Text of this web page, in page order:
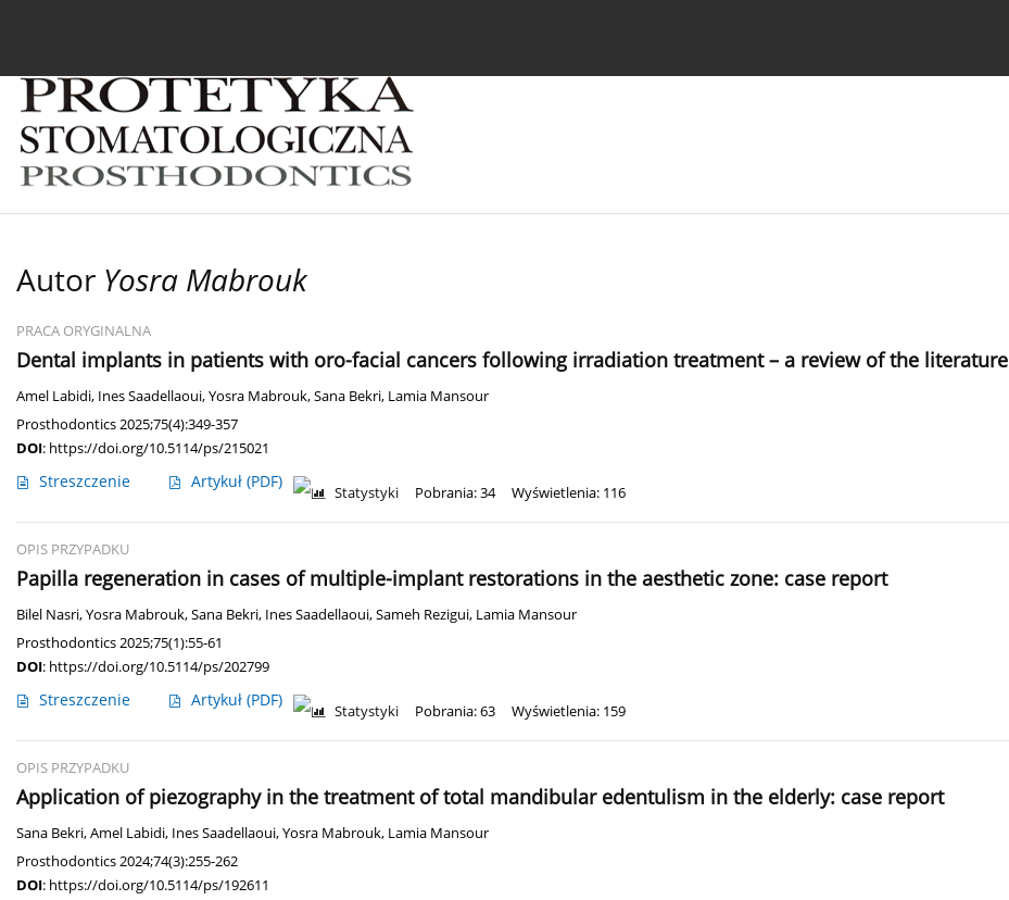
Autor Yosra Mabrouk
PRACA ORYGINALNA
Dental implants in patients with oro-facial cancers following irradiation treatment – a review of the literature
Amel Labidi, Ines Saadellaoui,Yosra Mabrouk,Sana Bekri, Lamia Mansour
Prosthodontics 2025;75(4):349-357
DOI: https://doi.org/10.5114/ps/215021
Streszczenie Artykuł (PDF)
Statystyki Pobrania: 34 Wyświetlenia: 116
OPIS PRZYPADKU
Papilla regeneration in cases of multiple-implant restorations in the aesthetic zone: case report
Bilel Nasri,Yosra Mabrouk,Sana Bekri, Ines Saadellaoui,Sameh Rezigui, Lamia Mansour
Prosthodontics 2025;75(1):55-61
DOI: https://doi.org/10.5114/ps/202799
Streszczenie Artykuł (PDF)
Statystyki Pobrania: 63 Wyświetlenia: 159
OPIS PRZYPADKU
Application of piezography in the treatment of total mandibular edentulism in the elderly: case report
Sana Bekri,Amel Labidi, Ines Saadellaoui,Yosra Mabrouk, Lamia Mansour
Prosthodontics 2024;74(3):255-262
DOI: https://doi.org/10.5114/ps/192611